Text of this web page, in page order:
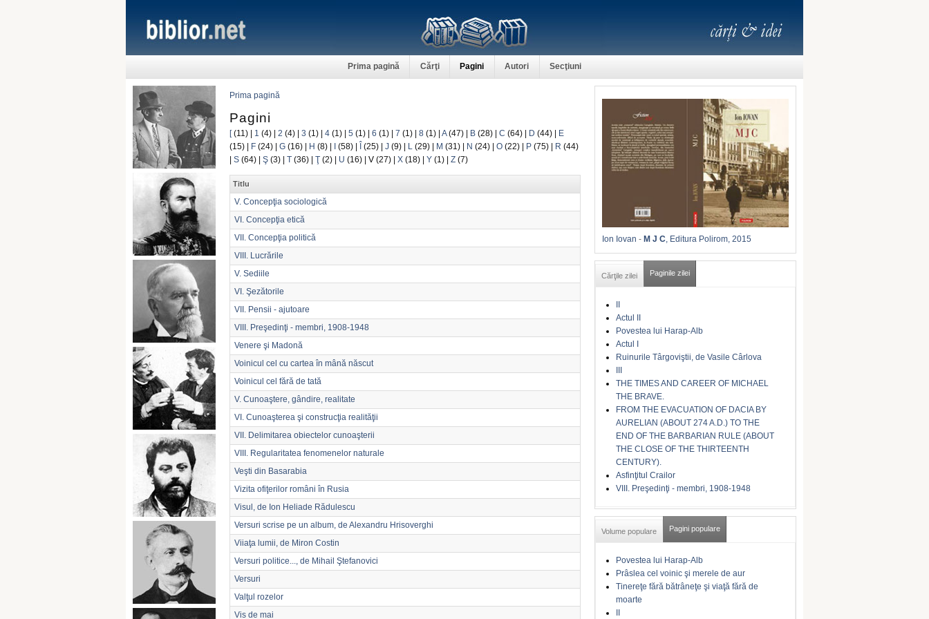
Prima pagină Cărţi Pagini Autori Secţiuni
Prima pagină
Pagini
[(11) 1 (4) 2 (4) 3 (1) 4 (1) 5 (1) 6 (1) 7 (1) 8 (1) A(47) B (28) C (64) D (44)
E
(15)
F (24) G (16) H (8) (58) (25) J (9) L (29) M (31) N (24) O (22) P (75) R (44)
S (64) Ş (3) T (36) Ţ (2) U (16) V (27) X (18) Y (1) Z (7)
Titlu
V. Concepţia sociologică
VI. Concepţia etică
VII. Concepţia politică
VIII. Lucrările
V. Sediile
VI. Şezătorile
VII. Pensii - ajutoare
VIII. Preşedinţi - membri, 1908-1948
Venere şi Madonă
Voinicul cel cu cartea în mână născut
Voinicul cel fără de tată
V. Cunoaştere, gândire, realitate
VI. Cunoaşterea şi construcţia realităţii
VII. Delimitarea obiectelor cunoaşterii
VIII. Regularitatea fenomenelor naturale
Veşti din Basarabia
Vizita ofiţerilor români în Rusia
Visul, de Ion Heliade Rădulescu
Versuri scrise pe un album, de Alexandru Hrisoverghi
Viiaţa lumii, de Miron Costin
Versuri politice..., de Mihail Ştefanovici
Versuri
Valţul rozelor
Vis de mai
Ion Iovan - M J C, Editura Polirom, 2015
Cărţile zilei Paginile zilei
II
Actul II
Povestea lui Harap-Alb
Actul I
Ruinurile Târgoviştii, de Vasile Cârlova
III
THE TIMES AND CAREER OF MICHAEL
THE BRAVE.
FROM THE EVACUATION OF DACIA BY
AURELIAN (ABOUT 274 A.D.) TO THE
END OF THE BARBARIAN RULE (ABOUT
THE CLOSE OF THE THIRTEENTH
CENTURY).
Asfinţitul Crailor
VIII. Preşedinţi - membri, 1908-1948
Volume populare Pagini populare
Povestea lui Harap-Alb
Prâslea cel voinic şi merele de aur
Tinereţe fără bătrâneţe şi viaţă fără de
moarte
II